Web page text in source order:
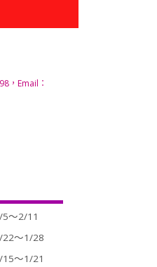
，Email：
～2/11
22～1/28
～1/21